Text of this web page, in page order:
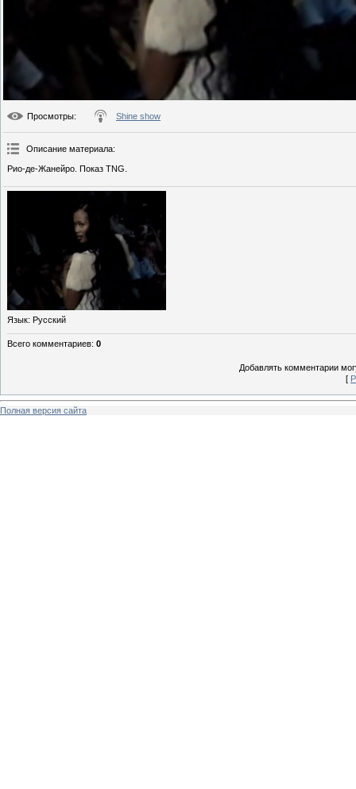
Просмотры: Shine show
Описание материала:
Рио-де-Жанейро. Показ TNG.
Язык: Русский
Всего комментариев: 0
Добавлять комментарии
[
Полная версия сайта